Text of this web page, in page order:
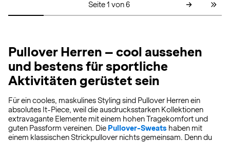
Seite 1 von 6
Pullover Herren – cool aussehen
und bestens für sportliche
Aktivitäten gerüstet sein
Für ein cooles, maskulines Styling sind Pullover Herren ein
absolutes It-Piece, weil die ausdrucksstarken Kollektionen
extravagante Elemente mit einem hohen Tragekomfort und
guten Passform vereinen. Die Pullover-Sweats haben mit
einem klassischen Strickpullover nichts gemeinsam. Denn du